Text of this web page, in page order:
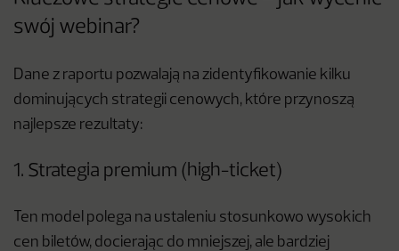
swój webinar?
Dane z raportu pozwalają na zidentyfikowanie kilku
dominujących strategii cenowych, które przynoszą
najlepsze rezultaty:
1. Strategia premium (high-ticket)
Ten model polega na ustaleniu stosunkowo wysokich
cen biletów, docierając do mniejszej, ale bardziej